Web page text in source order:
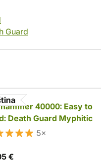
Guard
40000: Easy to
Death Guard Myphitic
5×
€